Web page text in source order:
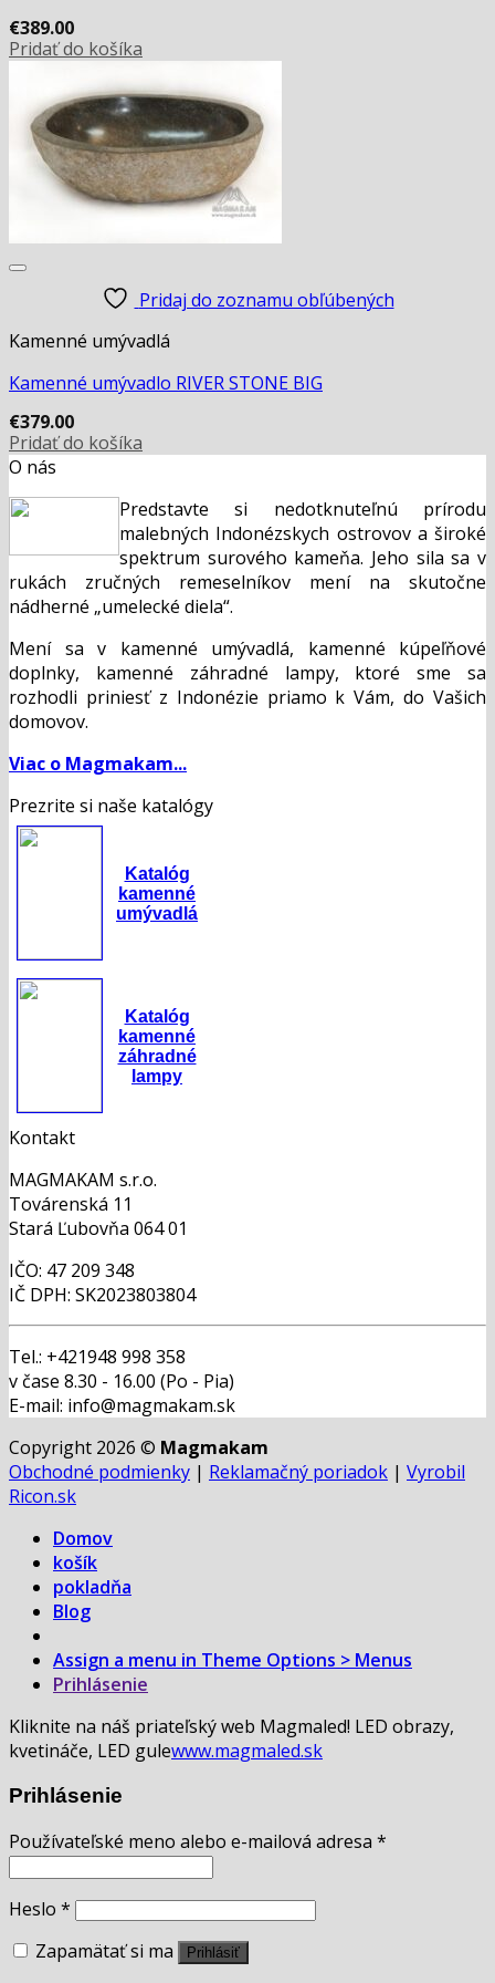
€389.00
Pridať do košíka
Pridaj do zoznamu obľúbených
Kamenné umývadlá
Kamenné umývadlo RIVER STONE BIG
€379.00
Pridať do košíka
O nás
Predstavte si nedotknuteľnú prírodu
malebných Indonézskych ostrovov a široké
spektrum surového kameňa. Jeho sila sa v
rukách zručných remeselníkov mení na skutočne
nádherné „umelecké diela“.
Mení sa v kamenné umývadlá, kamenné kúpeľňové
doplnky, kamenné záhradné lampy, ktoré sme sa
rozhodli priniesť z Indonézie priamo k Vám, do Vašich
domovov.
Viac o Magmakam...
Prezrite si naše katalógy
Katalóg
kamenné
umývadlá
Katalóg
kamenné
záhradné
lampy
Kontakt
MAGMAKAM s.r.o.
Továrenská 11
Stará Ľubovňa 064 01
IČO: 47 209 348
IČ DPH: SK2023803804
Tel.: +421948 998 358
v čase 8.30 - 16.00 (Po - Pia)
E-mail: info@magmakam.sk
Copyright 2026 © Magmakam
Obchodné podmienky | Reklamačný poriadok | Vyrobil
Ricon.sk
Domov
košík
pokladňa
Blog
Assign a menu in Theme Options > Menus
Prihlásenie
Kliknite na náš priateľský web Magmaled! LED obrazy,
kvetináče, LED gulewww.magmaled.sk
Prihlásenie
Používateľské meno alebo e-mailová adresa *
Heslo *
Zapamätať si ma
Prihlásiť